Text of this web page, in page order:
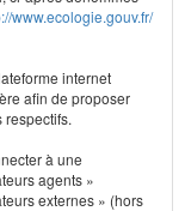
www.ecologie.gouv.fr/
internet
afin de proposer
à une
agents »
externes » (hors